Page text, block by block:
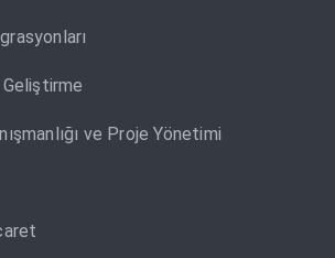
Geliştirme
ve Proje Yönetimi